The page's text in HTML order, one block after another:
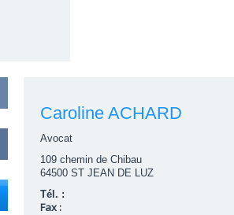
Caroline ACHARD
Avocat
109 chemin de Chibau
64500 ST JEAN DE LUZ
Tél. :
Fax :